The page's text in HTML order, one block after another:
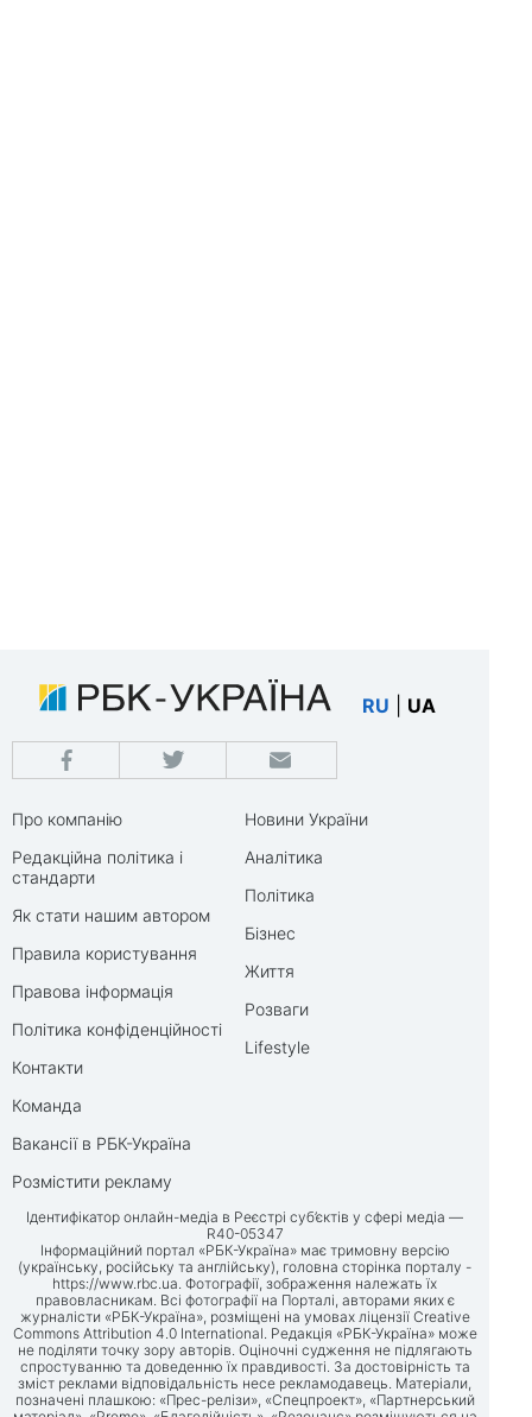
RU UA
Про компанію
Редакційна політика і
стандарти
Як стати нашим автором
Правила користування
Правова інформація
Політика конфіденційності
Контакти
Команда
Вакансії в РБК-Україна
Розмістити рекламу
Новини України
Аналітика
Політика
Бізнес
Життя
Розваги
Lifestyle
Ідентифікатор онлайн-медіа в Реєстрі суб’єктів у сфері медіа —
R40-05347
Інформаційний портал «РБК-Україна» має тримовну версію
(українську, російську та англійську), головна сторінка порталу -
https://www.rbc.ua. Фотографії, зображення належать їх
правовласникам. Всі фотографії на Порталі, авторами яких є
журналісти «РБК-Україна», розміщені на умовах ліцензії Creative
Commons Attribution 4.0 International. Редакція «РБК-Україна» може
не поділяти точку зору авторів. Оціночні судження не підлягають
спростуванню та доведенню їх правдивості. За достовірність та
зміст реклами відповідальність несе рекламодавець. Матеріали,
позначені плашкою: «Прес-релізи», «Спецпроект», «Партнерський